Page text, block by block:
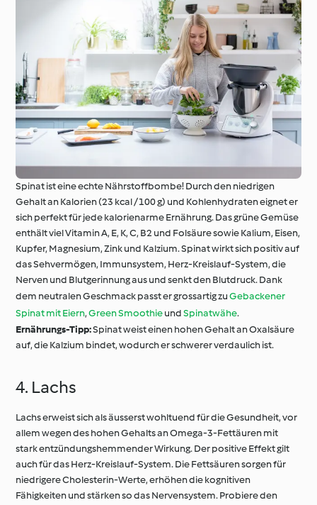
Spinat ist eine echte Nährstoffbombe! Durch den niedrigen
Gehalt an Kalorien (23 kcal / 100 g) und Kohlenhydraten eignet er
sich perfekt für jede kalorienarme Ernährung. Das grüne Gemüse
enthält viel Vitamin A, E, K, C, B2 und Folsäure sowie Kalium, Eisen,
Kupfer, Magnesium, Zink und Kalzium. Spinat wirkt sich positiv auf
das Sehvermögen, Immunsystem, Herz-Kreislauf-System, die
Nerven und Blutgerinnung aus und senkt den Blutdruck. Dank
dem neutralen Geschmack passt er grossartig zuGebackener
Spinat mit Eiern,Green SmoothieundSpinatwähe.
Ernährungs-Tipp:Spinat weist einen hohen Gehalt an Oxalsäure
auf, die Kalzium bindet, wodurch er schwerer verdaulich ist.
4. Lachs
Lachs erweist sich als äusserst wohltuend für die Gesundheit, vor
allem wegen des hohen Gehalts an Omega-3-Fettäuren mit
stark entzündungshemmender Wirkung. Der positive Effekt gilt
auch für das Herz-Kreislauf-System. Die Fettsäuren sorgen für
niedrigere Cholesterin-Werte, erhöhen die kognitiven
Fähigkeiten und stärken so das Nervensystem. Probiere den